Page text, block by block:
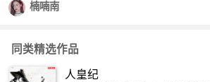
楠喃南
同类精选作品
人皇纪